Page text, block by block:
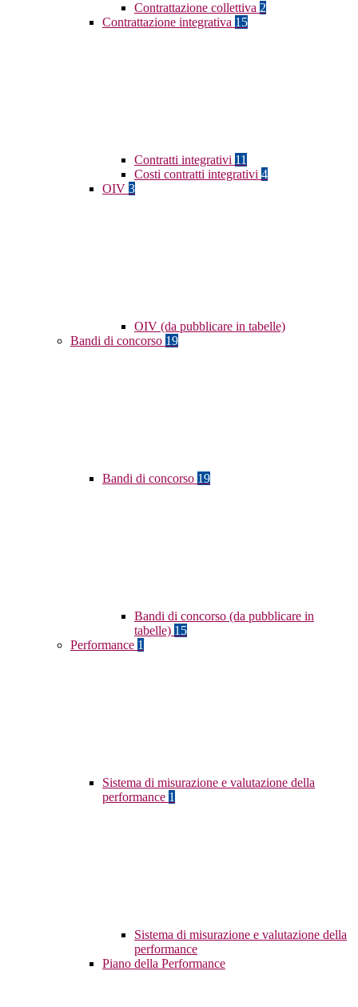
Contrattazione collettiva 2
Contrattazione integrativa 15
Contratti integrativi 11
Costi contratti integrativi 4
OIV 3
OIV (da pubblicare in tabelle)
Bandi di concorso 19
Bandi di concorso 19
Bandi di concorso (da pubblicare in
tabelle) 15
Performance 1
Sistema di misurazione e valutazione della
performance 1
Sistema di misurazione e valutazione della
performance
Piano della Performance